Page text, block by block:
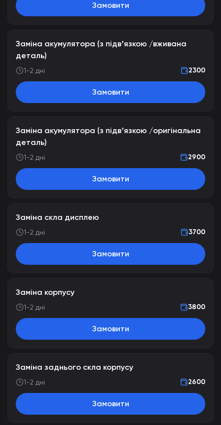
Замовити
Заміна акумулятора (з підвʼязкою /вживана
деталь)
1-2 дні 2300
Замовити
Заміна акумулятора (з підвʼязкою /оригінальна
деталь)
1-2 дні 2900
Замовити
Заміна скла дисплею
1-2 дні 3700
Замовити
Заміна корпусу
1-2 дні 3800
Замовити
Заміна заднього скла корпусу
1-2 дні 2600
Замовити